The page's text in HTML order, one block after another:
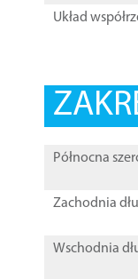
Układ
Północna
Zachodnia
Wschodnia